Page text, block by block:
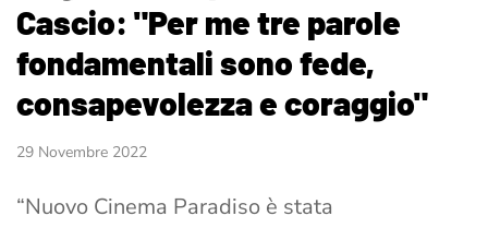
Cascio: "Per me tre parole
fondamentali sono fede,
consapevolezza e coraggio"
29 Novembre 2022
“Nuovo Cinema Paradiso è stata